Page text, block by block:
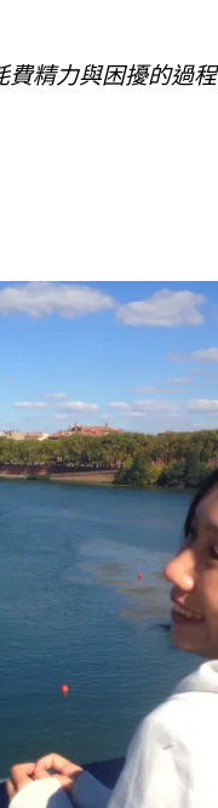
費精力與困擾的過程